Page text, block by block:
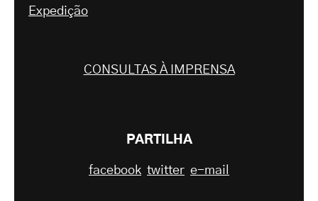
Expedição
CONSULTAS À IMPRENSA
PARTILHA
facebook twitter e-mail